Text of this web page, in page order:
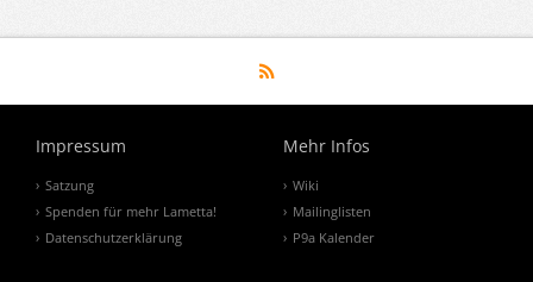
Impressum
Satzung
Spenden für mehr Lametta!
Datenschutzerklärung
Mehr Infos
Wiki
Mailinglisten
P9a Kalender